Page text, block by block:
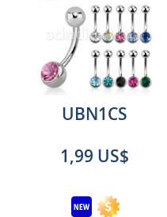
UBN1CS
1,99 US$